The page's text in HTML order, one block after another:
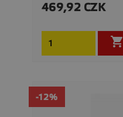
Preis
469,92 CZK

-12%